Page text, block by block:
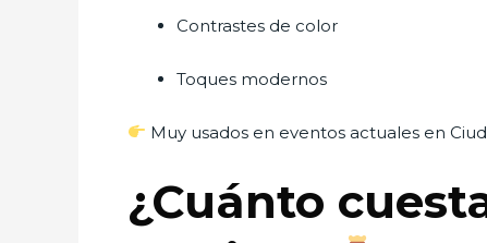
Contrastes de color
Toques modernos
Muy usados en eventos actuales en
¿Cuánto